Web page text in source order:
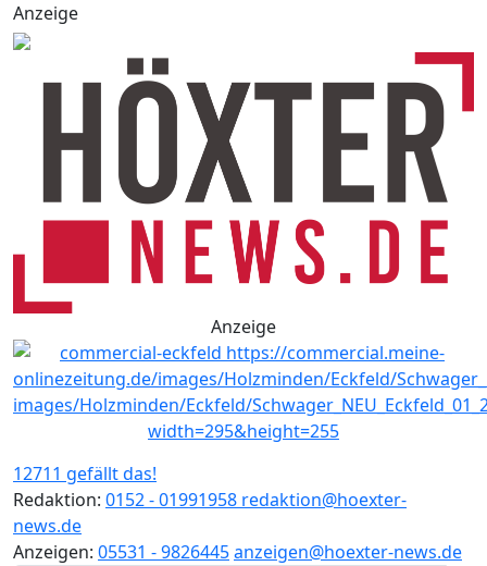
Anzeige
Anzeige
12711 gefällt das!
Redaktion: 0152 - 01991958 redaktion@hoexter-
news.de
Anzeigen: 05531 - 9826445anzeigen@hoexter-news.de